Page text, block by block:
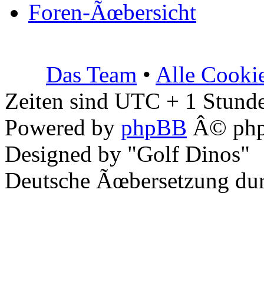
Foren-Ãœbersicht
Das Team • Alle
Zeiten sind UTC + 1
Powered by phpBB Â©
Designed by "Golf Dinos"
Deutsche Ãœbersetzung